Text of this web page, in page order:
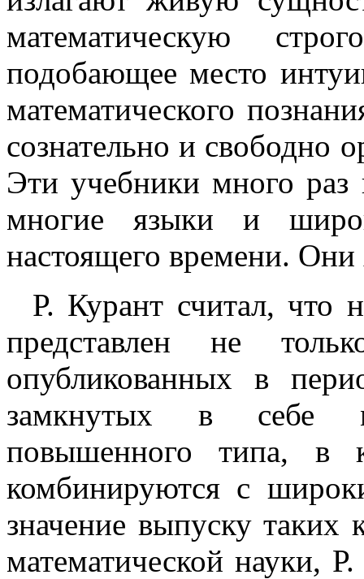
математическую
подобающее место
математического
сознательно и свободно
Эти учебники много раз
многие языки и
настоящего времени.
Р. Курант считал, что
представлен не
опубликованных в
замкнутых в себе
повышенного типа, в
комбинируются с
значение выпуску таких
математической науки,